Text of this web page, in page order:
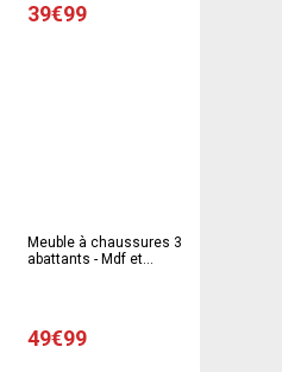
39€99
Meuble à chaussures 3
abattants - Mdf et
49€99